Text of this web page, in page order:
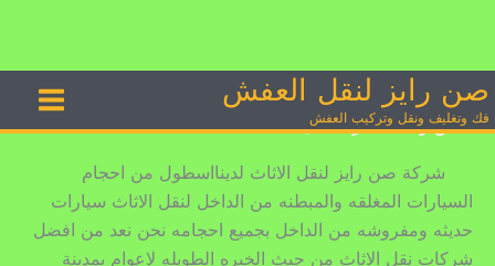
إلى
المحتوى
صن رايز لنقل العفش
فك وتغليف ونقل وتركيب العفش
نقل عفش بسيهات
تعليق واحد /شركة نقل اثاث/
admin
شركة صن رايز لنقل الاثاث لدينااسطول من احجام
السيارات المغلقه والمبطنه من الداخل لنقل الاثاث سيارات
حديثه ومفروشه من الداخل بجميع احجامه نحن نعد من افضل
شركات نقل الاثاث من حيث الخبره الطويله لاعوام بمدينة
عفش
بسيهات